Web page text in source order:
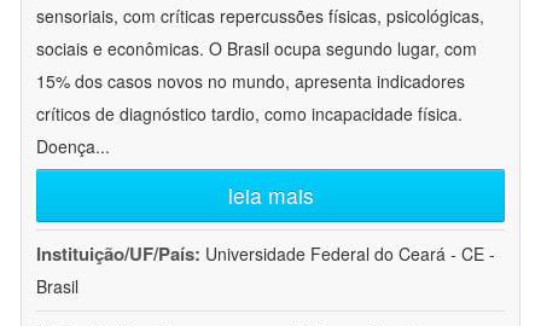
sensoriais, com críticas repercussões físicas, psicológicas,
sociais e econômicas. O Brasil ocupa segundo lugar, com
15% dos casos novos no mundo, apresenta indicadores
críticos de diagnóstico tardio, como incapacidade física.
Doença...
leia mais
Instituição/UF/País: Universidade Federal do Ceará - CE -
Brasil